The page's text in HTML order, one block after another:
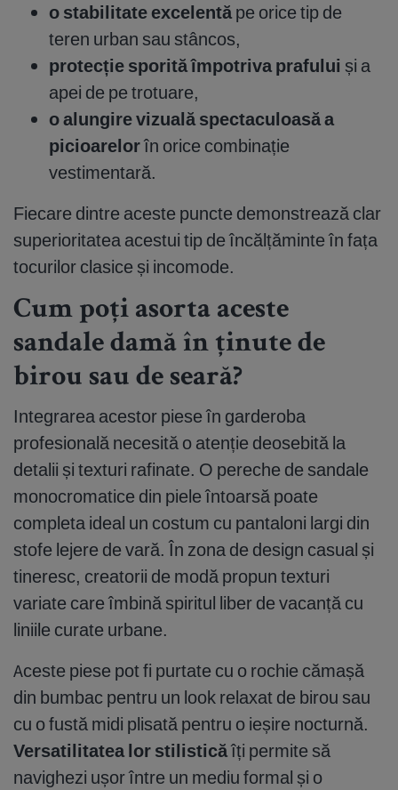
o stabilitate excelentă pe orice tip de
teren urban sau stâncos,
protecție sporită împotriva prafului și a
apei de pe trotuare,
o alungire vizuală spectaculoasă a
picioarelorîn orice combinație
vestimentară.
Fiecare dintre aceste puncte demonstrează clar
superioritatea acestui tip de încălțăminte în fața
tocurilor clasice și incomode.
Cum poți asorta aceste
sandale damă în ținute de
birou sau de seară?
Integrarea acestor piese în garderoba
profesională necesită o atenție deosebită la
detalii și texturi rafinate. O pereche de sandale
monocromatice din piele întoarsă poate
completa ideal un costum cu pantaloni largi din
stofe lejere de vară. În zona de design casual și
tineresc, creatorii de modă propun texturi
variate care îmbină spiritul liber de vacanță cu
liniile curate urbane.
Aceste piese pot fi purtate cu o rochie cămașă
din bumbac pentru un look relaxat de birou sau
cu o fustă midi plisată pentru o ieșire nocturnă.
Versatilitatea lor stilisticăîți permite să
navighezi ușor între un mediu formal și o